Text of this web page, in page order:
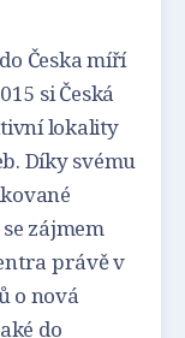
Česka míří
si Česká
lokality
Díky svému
zájmem
právě v
o nová
do